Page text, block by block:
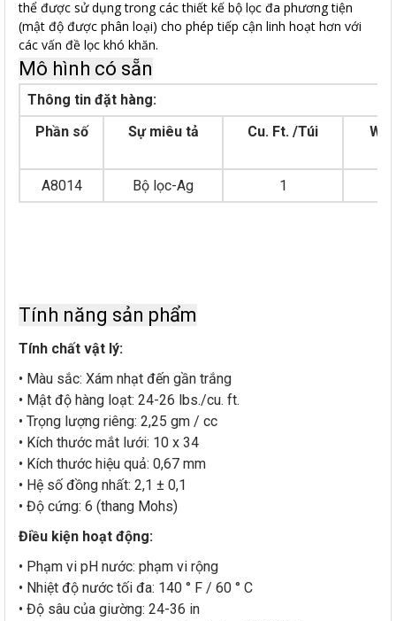
thể được sử dụng trong các thiết kế bộ lọc đa phương tiện
(mật độ được phân loại) cho phép tiếp cận linh hoạt hơn với
các vấn đề lọc khó khăn.
Mô hình có sẵn
Thông tin đặt hàng:
Phần số
Sự miêu tả Cu. Ft. /Túi
A8014 Bộ lọc-Ag 1
Tính năng sản phẩm
Tính chất vật lý:
• Màu sắc: Xám nhạt đến gần trắng
• Mật độ hàng loạt: 24-26 lbs./cu. ft.
• Trọng lượng riêng: 2,25 gm / cc
• Kích thước mắt lưới: 10 x 34
• Kích thước hiệu quả: 0,67 mm
• Hệ số đồng nhất: 2,1 ± 0,1
• Độ cứng: 6 (thang Mohs)
Điều kiện hoạt động:
• Phạm vi pH nước: phạm vi rộng
• Nhiệt độ nước tối đa: 140 ° F / 60 ° C
• Độ sâu của giường: 24-36 in